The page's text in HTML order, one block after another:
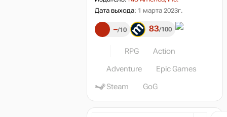
Дата выхода: 1 марта 2023г.
– 10 83 100
RPG Action
Adventure Epic Games
Steam GoG